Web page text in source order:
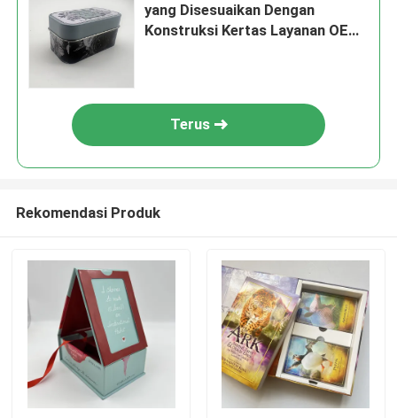
yang Disesuaikan Dengan
Konstruksi Kertas Layanan OEM
Terus
Rekomendasi Produk